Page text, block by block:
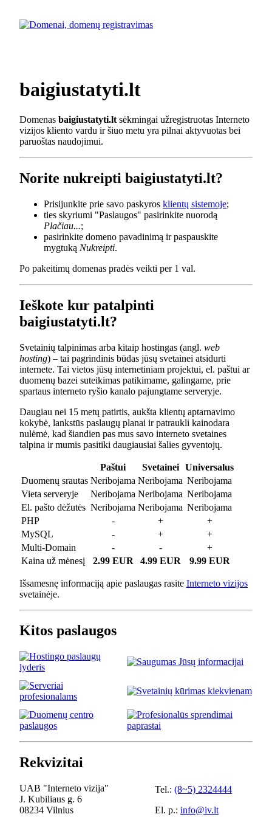
baigiustatyti.lt
Domenas baigiustatyti.lt sėkmingai užregistruotas Interneto
vizijos kliento vardu ir šiuo metu yra pilnai aktyvuotas bei
paruoštas naudojimui.
Norite nukreipti baigiustatyti.lt?
Prisijunkite prie savo paskyros klientų sistemoje;
ties skyriumi "Paslaugos" pasirinkite nuorodą
Plačiau...;
pasirinkite domeno pavadinimą ir paspauskite
mygtuką Nukreipti.
Po pakeitimų domenas pradės veikti per 1 val.
Ieškote kur patalpinti
baigiustatyti.lt?
Svetainių talpinimas arba kitaip hostingas (angl. web
hosting) – tai pagrindinis būdas jūsų svetainei atsidurti
internete. Tai vietos jūsų internetiniam projektui, el. paštui ar
duomenų bazei suteikimas patikimame, galingame, prie
spartaus interneto ryšio kanalo pajungtame serveryje.
Daugiau nei 15 metų patirtis, aukšta klientų aptarnavimo
kokybė, lankstūs paslaugų planai ir patraukli kainodara
nulėmė, kad šiandien pas mus savo interneto svetaines
talpina ir mumis pasitiki daugiausiai šalies gyventojų.
Paštui Svetainei
Universalus
Duomenų srautas Neribojama Neribojama Neribojama
Vieta serveryje
Neribojama Neribojama Neribojama
El. pašto dėžutės Neribojama Neribojama Neribojama
PHP
- +
+
MySQL
- +
+
Multi-Domain
- -
+
Kaina už mėnesį
2.99 EUR 4.99 EUR 9.99 EUR
Išsamesnę informaciją apie paslaugas rasite Interneto vizijos
svetainėje.
Kitos paslaugos
Rekvizitai
UAB "Interneto vizija"
J. Kubiliaus g. 6
08234 Vilnius
Tel.: (8~5) 2324444
El. p.: info@iv.lt